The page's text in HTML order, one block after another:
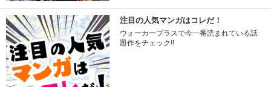
注目の人気マンガはコレだ！
ウォーカープラスで今一番読まれている話
題作をチェック!!